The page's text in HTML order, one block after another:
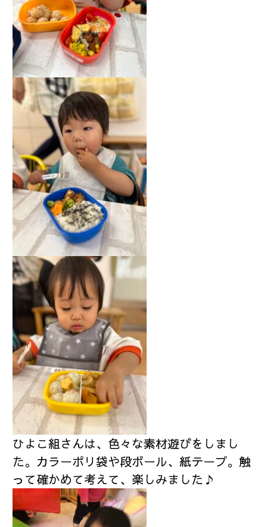
ひよこ組さんは、色々な素材遊びをしまし
た。カラーポリ袋や段ボール、紙テープ。触
って確かめて考えて、楽しみました♪